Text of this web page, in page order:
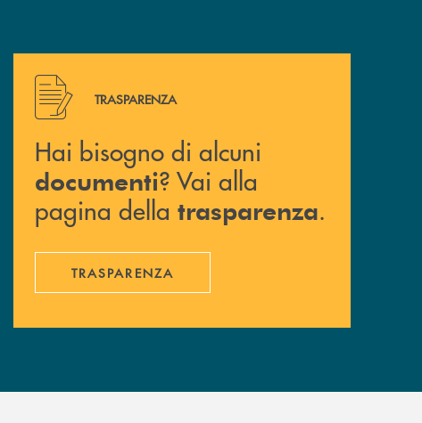
Hai bisogno di alcuni documenti ? Vai alla pagina della
TRASPARENZA
Hai bisogno di alcuni
documenti? Vai alla
pagina della trasparenza.
TRASPARENZA